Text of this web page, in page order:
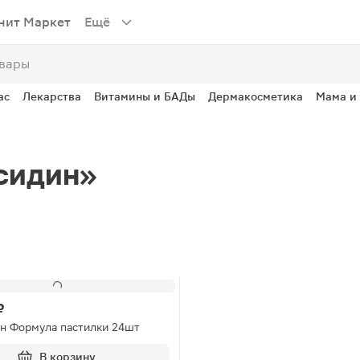
Маркет Ещё
Лекарства Витамины и БАДы Дермакосметика Мама
Формула пастилки 24шт
В корзину